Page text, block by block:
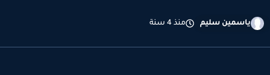
ياسمين سليم منذ 4 سنة